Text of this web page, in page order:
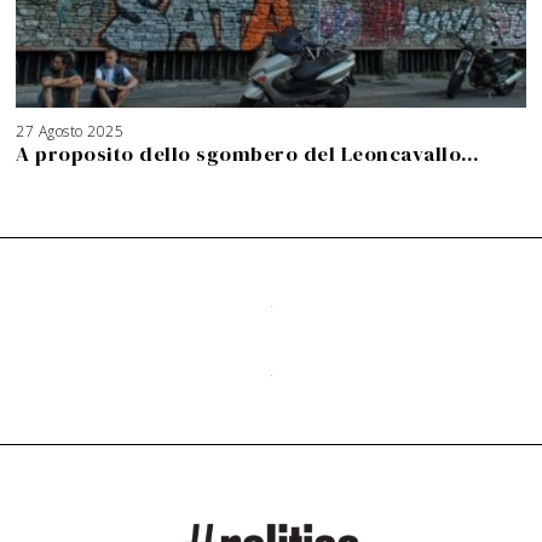
27 Agosto 2025
g
o
6
A proposito dello sgombero del Leoncavallo…